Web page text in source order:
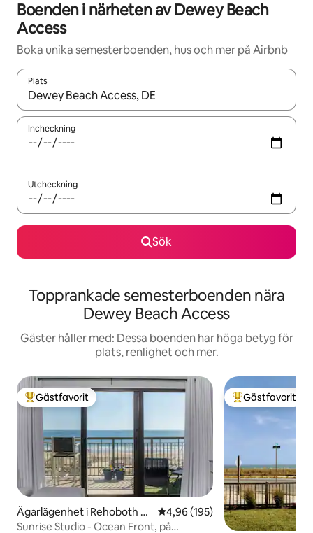
Boenden i närheten av Dewey Beach
Access
Boka unika semesterboenden, hus och mer på Airbnb
Plats
När resultaten är tillgängliga kan du navigera med upp- och
Incheckning
Utcheckning
Sök
Topprankade semesterboenden nära
Dewey Beach Access
Gäster håller med: Dessa boenden har höga betyg för
plats, renlighet och mer.
Populär gästfavorit
Gästfavorit
Ägarlägenhet i Rehoboth B
each
4,96 av 5 i genomsnittligt
4,96 (195)
Sunrise Studio - Ocean Front, på
Populär
Gästfavorit